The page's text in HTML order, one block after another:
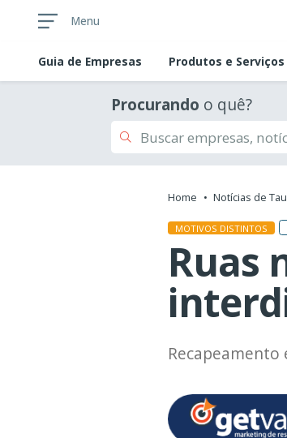
Menu
Guia de Empresas Produtos e Serviços
Procurando o quê?
Home Notícias de
MOTIVOS DISTINTOS
Ruas